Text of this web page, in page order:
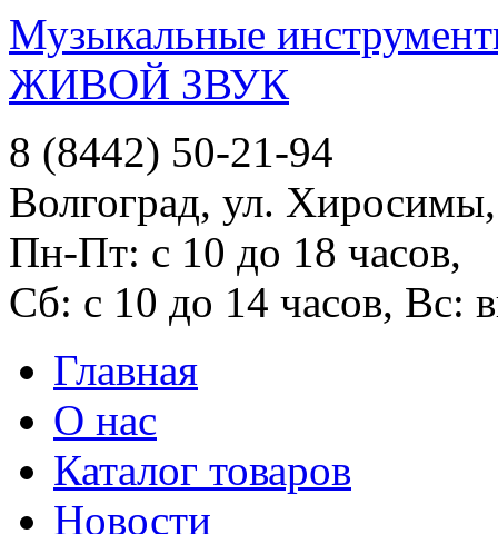
Музыкальные
ЖИВОЙ ЗВУК
8 (8442) 50-21-94
Волгоград, ул.
Пн-Пт: с 10 до 18 часов,
Сб: с 10 до 14 часов, Вс:
Главная
О нас
Каталог товаров
Новости